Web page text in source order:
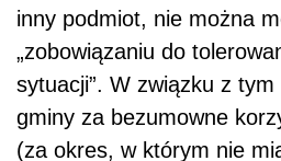
inny podmiot, nie można
„zobowiązaniu do
sytuacji”. W związku z
gminy za bezumowne
(za okres, w którym nie